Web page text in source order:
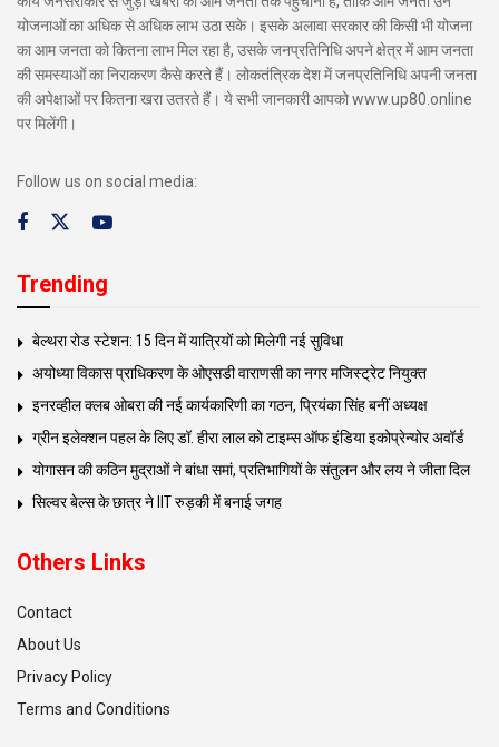
योजनाओं का अधिक से अधिक लाभ उठा सके। इसके अलावा सरकार की किसी भी योजना
का आम जनता को कितना लाभ मिल रहा है, उसके जनप्रतिनिधि अपने क्षेत्र में आम जनता
की समस्याओं का निराकरण कैसे करते हैं। लोकतंत्रिक देश में जनप्रतिनिधि अपनी जनता
की अपेक्षाओं पर कितना खरा उतरते हैं। ये सभी जानकारी आपको www.up80.online
पर मिलेंगी।
Follow us on social media:
Trending
बेल्थरा रोड स्टेशन: 15 दिन में यात्रियों को मिलेगी नई सुविधा
अयोध्या विकास प्राधिकरण के ओएसडी वाराणसी का नगर मजिस्ट्रेट नियुक्त
इनरव्हील क्लब ओबरा की नई कार्यकारिणी का गठन, प्रियंका सिंह बनीं अध्यक्ष
ग्रीन इलेक्शन पहल के लिए डॉ. हीरा लाल को टाइम्स ऑफ इंडिया इकोप्रेन्योर अवॉर्ड
योगासन की कठिन मुद्राओं ने बांधा समां, प्रतिभागियों के संतुलन और लय ने जीता दिल
सिल्वर बेल्स के छात्र ने IIT रुड़की में बनाई जगह
Others Links
Contact
About Us
Privacy Policy
Terms and Conditions